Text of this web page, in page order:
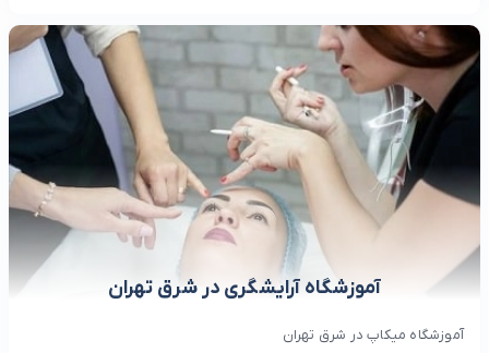
آموزشگاه آرایشگری در شرق تهران
آموزشگاه میکاپ در شرق تهران